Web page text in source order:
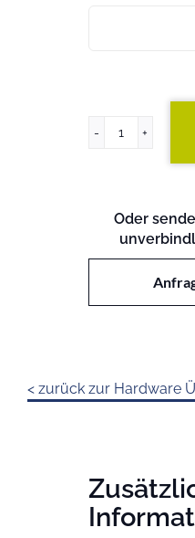
PowerEdge
Oder
< zurück zur Hardware